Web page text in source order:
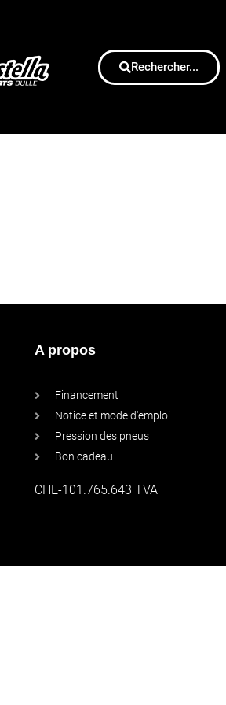
Rechercher...
A propos
Financement
Notice et mode d'emploi
Pression des pneus
Bon cadeau
CHE-101.765.643 TVA